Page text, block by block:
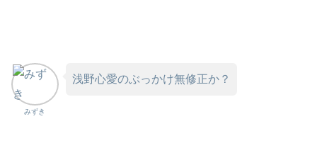
みずき
浅野心愛のぶっかけ無修正か？